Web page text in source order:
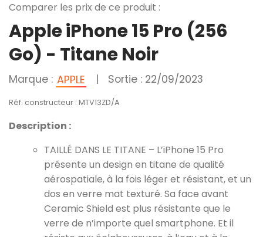
Comparer les prix de ce produit :
Apple iPhone 15 Pro (256
Go) - Titane Noir
Marque : APPLE | Sortie : 22/09/2023
Réf. constructeur : MTV13ZD/A
Description :
TAILLÉ DANS LE TITANE – L’iPhone 15 Pro
présente un design en titane de qualité
aérospatiale, à la fois léger et résistant, et un
dos en verre mat texturé. Sa face avant
Ceramic Shield est plus résistante que le
verre de n’importe quel smartphone. Et il